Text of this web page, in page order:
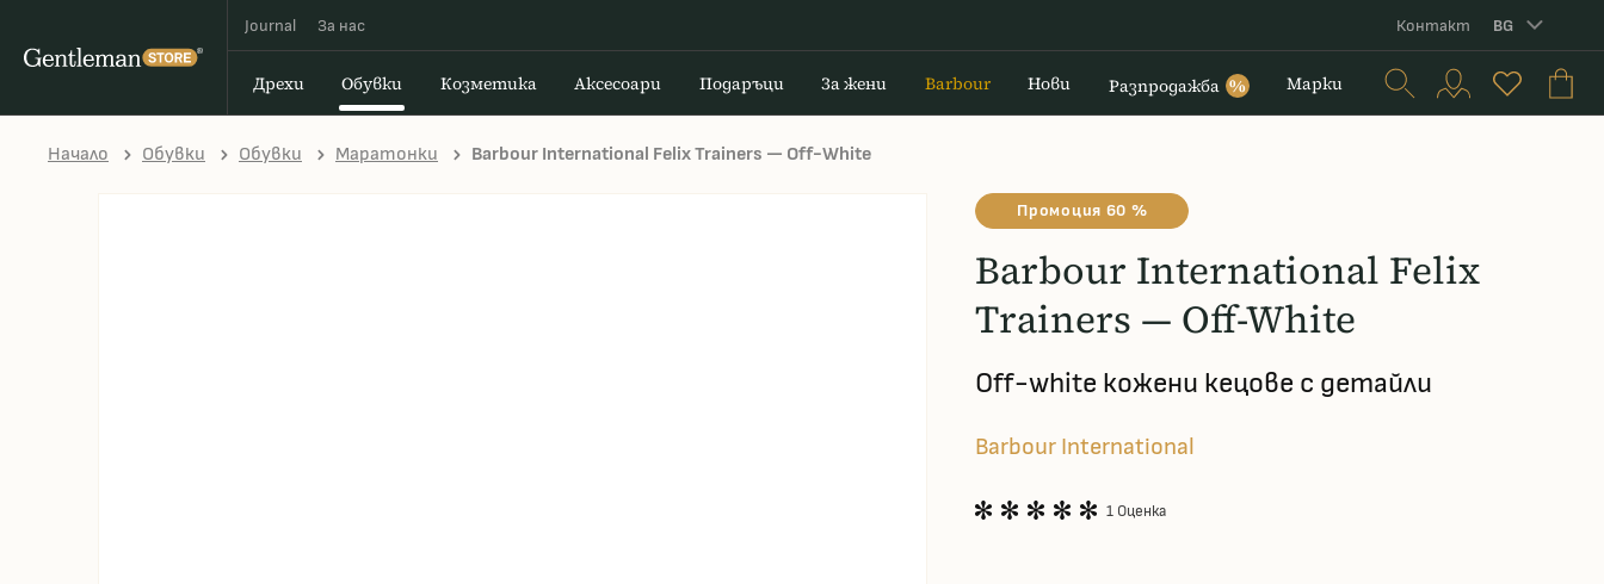
Journal За наc Контакт BG
Дрехи Обувки Козметика Аксесоари Подаръци За жени Barbour Нови Разпродажба % Марки
Начало Обувки Обувки Маратонки Barbour International Felix Trainers — Off-White
Промоция 60 %
Barbour International Felix
Trainers — Off-White
Off-white кожени кецове с детайли
Barbour International
1 Оценка